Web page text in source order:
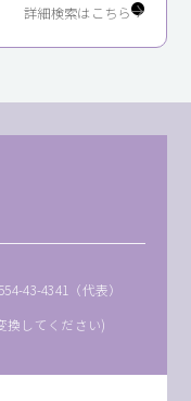
詳細検索はこちら
43-4341（代表）
してください)